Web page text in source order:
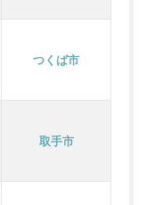
つくば市
取手市